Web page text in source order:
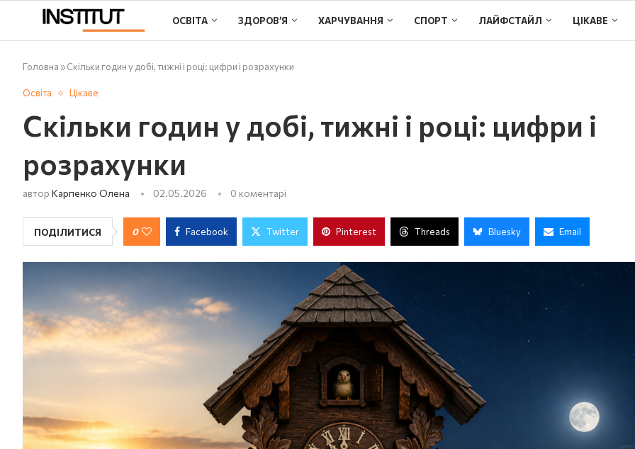
ОСВІТА ЗДОРОВ’Я ХАРЧУВАННЯ СПОРТ ЛАЙФСТАЙЛ ЦІКАВЕ
Головна »Скільки годин у добі, тижні і році: цифри і розрахунки
Освіта Цікаве
Скільки годин у добі, тижні і році: цифри і
розрахунки
автор Карпенко Олена 02.05.2026 0 коментарі
ПОДІЛИТИСЯ 0 Facebook Twitter Pinterest Threads Bluesky Email